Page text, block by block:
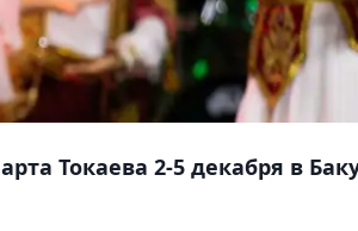
Токаева 2-5 декабря в